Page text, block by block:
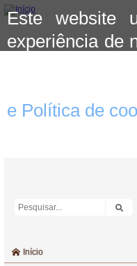
Este website
experiência de
e Política de
Início